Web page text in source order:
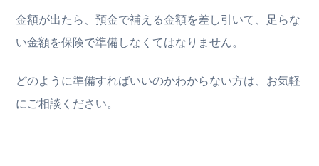
金額が出たら、預金で補える金額を差し引いて、足らな
い金額を保険で準備しなくてはなりません。
どのように準備すればいいのかわからない方は、お気軽
にご相談ください。